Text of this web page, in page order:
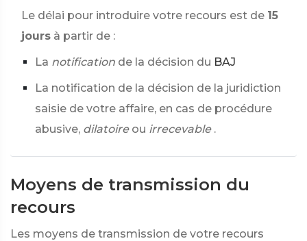
Le délai pour introduire votre recours est de 15
jours à partir de :
La notification de la décision du BAJ
La notification de la décision de la juridiction
saisie de votre affaire, en cas de procédure
abusive, dilatoire ou irrecevable .
Moyens de transmission du
recours
Les moyens de transmission de votre recours